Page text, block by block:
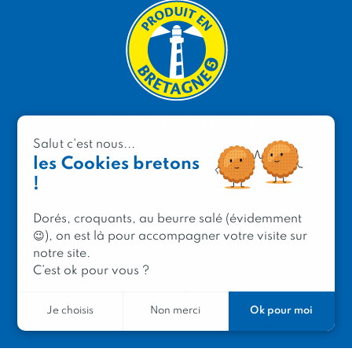
2 avenue de Provence
29200 Brest
Mentions légales
Contacter Produit en Bretagne
Le réseau
Salut c'est nous...
les Cookies bretons
!
Dorés, croquants, au beurre salé (évidemment
😉), on est là pour accompagner votre visite sur
notre site.
C’est ok pour vous ?
Je choisis Non merci Ok pour moi